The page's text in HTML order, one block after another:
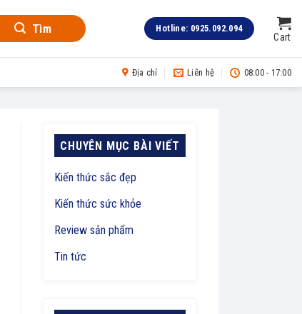
Tìm Hotline: 0925.092.094
Cart
Địa chỉ Liên hệ 08:00 - 17:00
CHUYÊN MỤC BÀI VIẾT
Kiến thức sắc đẹp
Kiến thức sức khỏe
Review sản phẩm
Tin tức